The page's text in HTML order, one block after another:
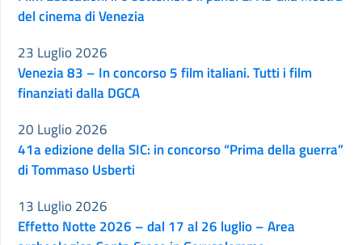
del cinema di Venezia
Venezia 83 – In concorso 5 film italiani. Tutti i film
finanziati dalla DGCA
23 Luglio 2026
41a edizione della SIC: in concorso “Prima della guerra”
di Tommaso Usberti
20 Luglio 2026
Effetto Notte 2026 – dal 17 al 26 luglio – Area
13 Luglio 2026